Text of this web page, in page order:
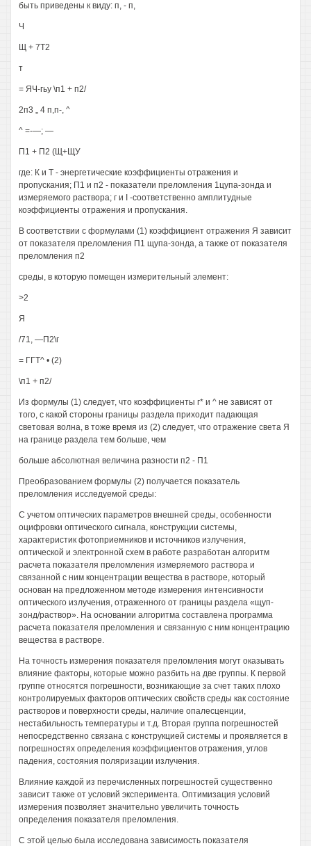
быть приведены к виду: п, - п,
Ч
Щ + 7Т2
т
= ЯЧ-гьу \п1 + п2/
2п3 „ 4 п,п-, ^
^ =-—; —
П1 + П2 (Щ+ЩУ
где: К и Т - энергетические коэффициенты отражения и
пропускания; П1 и п2 - показатели преломления 1цупа-зонда и
измеряемого раствора; г и I -соответственно амплитудные
коэффициенты отражения и пропускания.
В соответствии с формулами (1) коэффициент отражения Я зависит
от показателя преломления П1 щупа-зонда, а также от показателя
преломления п2
среды, в которую помещен измерительный элемент:
>2
Я
/71, —П2\г
= ГГТ^ • (2)
\п1 + п2/
Из формулы (1) следует, что коэффициенты г* и ^ не зависят от
того, с какой стороны границы раздела приходит падающая
световая волна, в тоже время из (2) следует, что отражение света Я
на границе раздела тем больше, чем
больше абсолютная величина разности п2 - П1
Преобразованием формулы (2) получается показатель
преломления исследуемой среды:
С учетом оптических параметров внешней среды, особенности
оцифровки оптического сигнала, конструкции системы,
характеристик фотоприемников и источников излучения,
оптической и электронной схем в работе разработан алгоритм
расчета показателя преломления измеряемого раствора и
связанной с ним концентрации вещества в растворе, который
основан на предложенном методе измерения интенсивности
оптического излучения, отраженного от границы раздела «щуп-
зонд/раствор». На основании алгоритма составлена программа
расчета показателя преломления и связанную с ним концентрацию
вещества в растворе.
На точность измерения показателя преломления могут оказывать
влияние факторы, которые можно разбить на две группы. К первой
группе относятся погрешности, возникающие за счет таких плохо
контролируемых факторов оптических свойств среды как состояние
растворов и поверхности среды, наличие опалесценции,
нестабильность температуры и т.д. Вторая группа погрешностей
непосредственно связана с конструкцией системы и проявляется в
погрешностях определения коэффициентов отражения, углов
падения, состояния поляризации излучения.
Влияние каждой из перечисленных погрешностей существенно
зависит также от условий эксперимента. Оптимизация условий
измерения позволяет значительно увеличить точность
определения показателя преломления.
С этой целью была исследована зависимость показателя